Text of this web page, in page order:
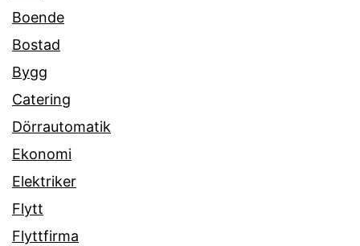
Boende
Bostad
Bygg
Catering
Dörrautomatik
Ekonomi
Elektriker
Flytt
Flyttfirma